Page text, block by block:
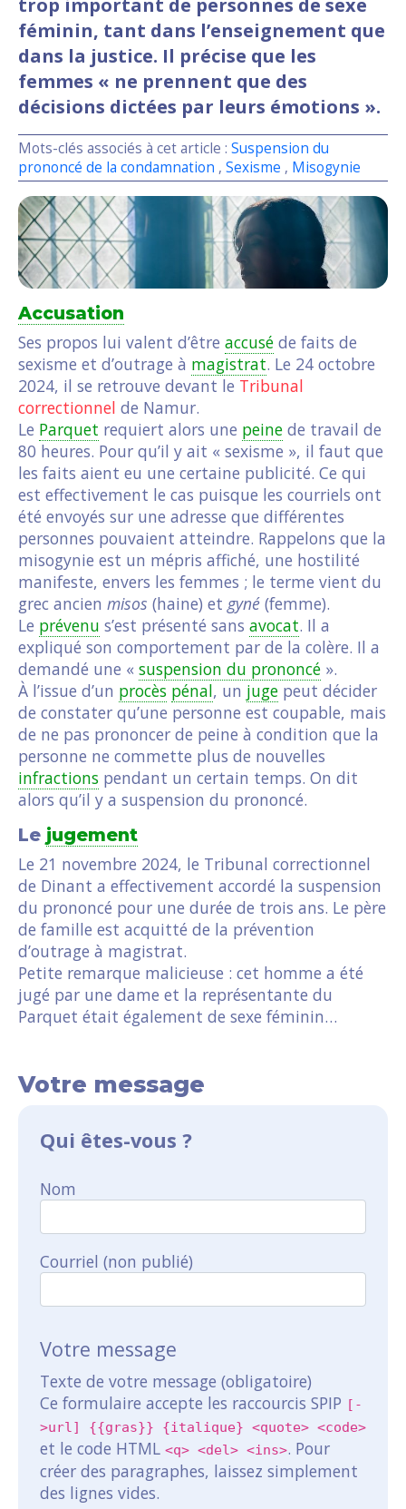
trop important de personnes de sexe
féminin, tant dans l’enseignement que
dans la justice. Il précise que les
femmes « ne prennent que des
décisions dictées par leurs émotions ».
Mots-clés associés à cet article : Suspension du
prononcé de la condamnation , Sexisme , Misogynie
Accusation
Ses propos lui valent d’être accusé de faits de
sexisme et d’outrage à magistrat. Le 24 octobre
2024, il se retrouve devant le Tribunal
correctionnel de Namur.
Le Parquet requiert alors une peine de travail de
80 heures. Pour qu’il y ait « sexisme », il faut que
les faits aient eu une certaine publicité. Ce qui
est effectivement le cas puisque les courriels ont
été envoyés sur une adresse que différentes
personnes pouvaient atteindre. Rappelons que la
misogynie est un mépris affiché, une hostilité
manifeste, envers les femmes ; le terme vient du
grec ancien misos (haine) et gyné (femme).
Le prévenu s’est présenté sans avocat. Il a
expliqué son comportement par de la colère. Il a
demandé une « suspension du prononcé ».
À l’issue d’un procès pénal, un juge peut décider
de constater qu’une personne est coupable, mais
de ne pas prononcer de peine à condition que la
personne ne commette plus de nouvelles
infractions pendant un certain temps. On dit
alors qu’il y a suspension du prononcé.
Le jugement
Le 21 novembre 2024, le Tribunal correctionnel
de Dinant a effectivement accordé la suspension
du prononcé pour une durée de trois ans. Le père
de famille est acquitté de la prévention
d’outrage à magistrat.
Petite remarque malicieuse : cet homme a été
jugé par une dame et la représentante du
Parquet était également de sexe féminin…
Votre message
Qui êtes-vous ?
Nom
Courriel (non publié)
Votre message
Texte de votre message (obligatoire)
Ce formulaire accepte les raccourcis SPIP [-
>url] {{gras}} {italique} <quote> <code>
et le code HTML <q> <del> <ins>. Pour
créer des paragraphes, laissez simplement
des lignes vides.